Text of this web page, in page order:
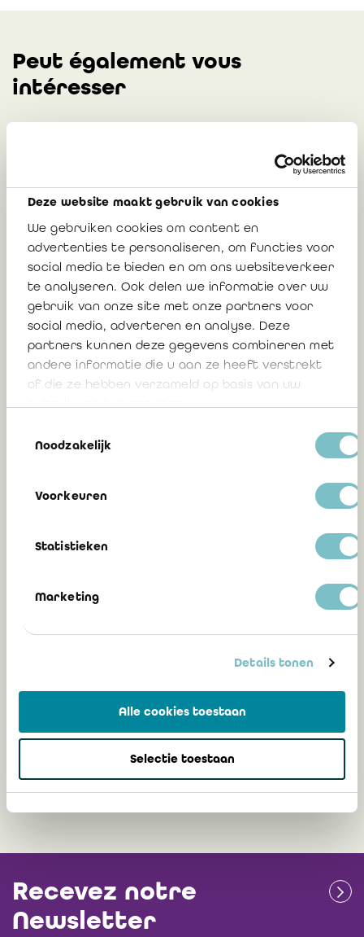
Deze website maakt gebruik van cookies
We gebruiken cookies om content en
advertenties te personaliseren, om functies voor
social media te bieden en om ons websiteverkeer
te analyseren. Ook delen we informatie over uw
gebruik van onze site met onze partners voor
social media, adverteren en analyse. Deze
partners kunnen deze gegevens combineren met
andere informatie die u aan ze heeft verstrekt
of die ze hebben verzameld op basis van uw
Noodzakelijk
Voorkeuren
Statistieken
Marketing
Details tonen
Alle cookies toestaan
Selectie toestaan
Peut également vous
intéresser
l’expertise et des experts
Fernand Maillard, réviseur d'entreprises,
administrateur-trésorier de l’IEEE et
représentant de l’IRE à l’IEEE
21 mai 2026
(IEEE)
(administrateur-trésorier de l’IEEE et
L'institut européen de l'expertise et de
Fernand Maillard, réviseur d'entreprises
Recevez notre
Newsletter